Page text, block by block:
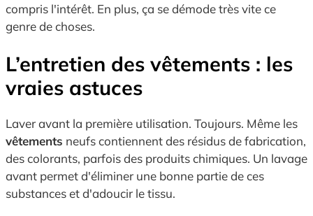
compris l'intérêt. En plus, ça se démode très vite ce
genre de choses.
L’entretien des vêtements : les
vraies astuces
Laver avant la première utilisation. Toujours. Même les
vêtements neufs contiennent des résidus de fabrication,
des colorants, parfois des produits chimiques. Un lavage
avant permet d'éliminer une bonne partie de ces
substances et d'adoucir le tissu.